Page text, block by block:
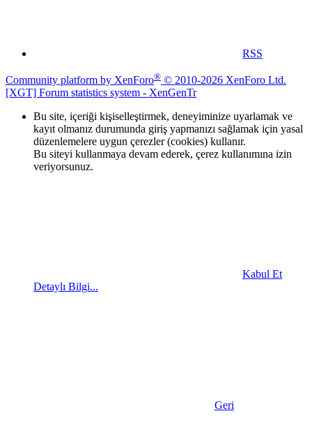
RSS
Community platform by XenForo® © 2010-2026 XenForo Ltd.
[XGT] Forum statistics system - XenGenTr
Bu site, içeriği kişiselleştirmek, deneyiminize uyarlamak ve
kayıt olmanız durumunda giriş yapmanızı sağlamak için yasal
düzenlemelere uygun çerezler (cookies) kullanır.
Bu siteyi kullanmaya devam ederek, çerez kullanımına izin
veriyorsunuz.
Kabul Et
Detaylı Bilgi...
Geri